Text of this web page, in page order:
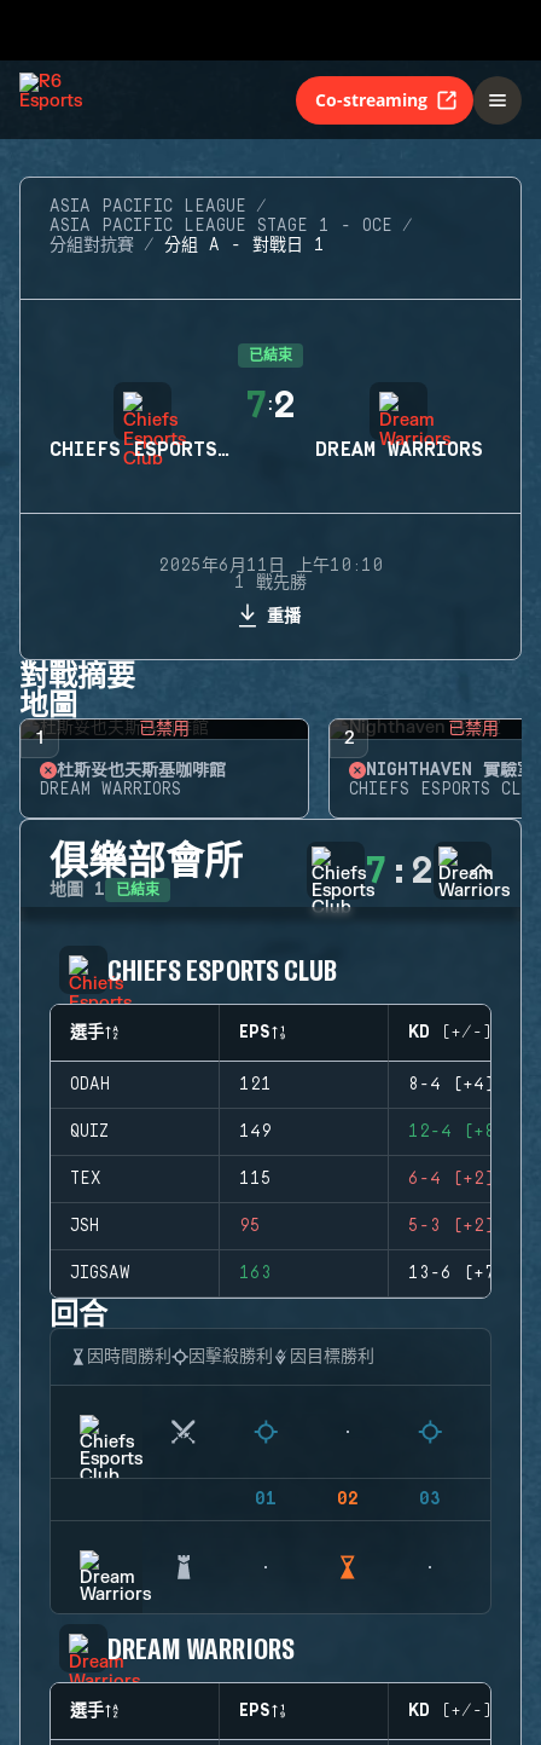
Co-streaming
ASIA PACIFIC LEAGUE
ASIA PACIFIC LEAGUE STAGE 1 - OCE
分組對抗賽
分組 A - 對戰日 1
已結束
CHIEFS ESPORTS CLUB
7:2
DREAM WARRIORS
2025年6月11日 上午10:10
1 戰先勝
重播
對戰摘要
地圖
1 已禁用
杜斯妥也夫斯基咖啡館
DREAM WARRIORS
2 已禁用
NIGHTHAVEN 實驗室
CHIEFS ESPORTS CLUB
俱樂部會所
地圖 1 已結束 7 : 2
CHIEFS ESPORTS CLUB
選手 EPS KD (+/-)
ODAH 121 8-4 (+4)
QUIZ 149 12-4 (+8)
TEX 115 6-4 (+2)
JSH 95 5-3 (+2)
JIGSAW 163 13-6 (+7)
回合
因時間勝利 因擊殺勝利 因目標勝利
01 02 03
DREAM WARRIORS
選手 EPS KD (+/-)